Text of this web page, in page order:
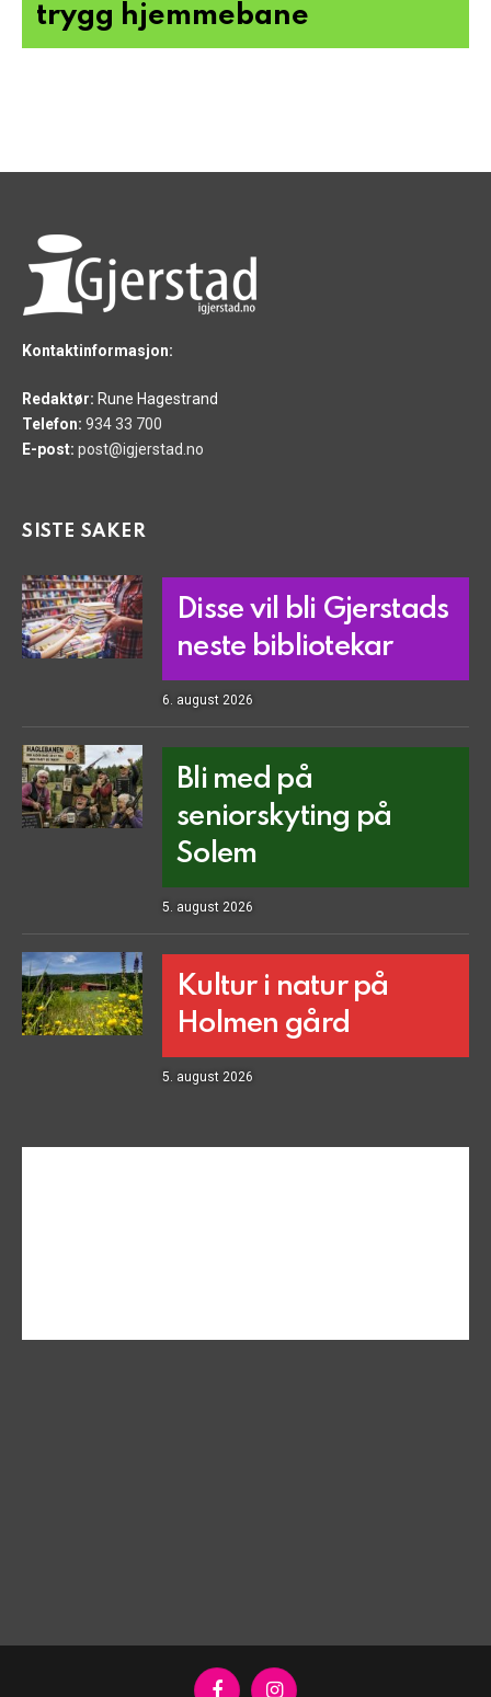
trygg hjemmebane
Kontaktinformasjon:
Redaktør: Rune Hagestrand
Telefon: 934 33 700
E-post: post@igjerstad.no
SISTE SAKER
Disse vil bli Gjerstads
neste bibliotekar
6. august 2026
Bli med på
seniorskyting på
Solem
5. august 2026
Kultur i natur på
Holmen gård
5. august 2026